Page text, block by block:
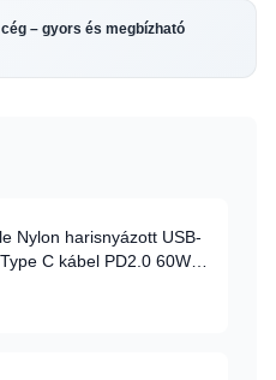
– gyors és megbízható
Nylon harisnyázott USB-
C kábel PD2.0 60W
1m fekete/piros